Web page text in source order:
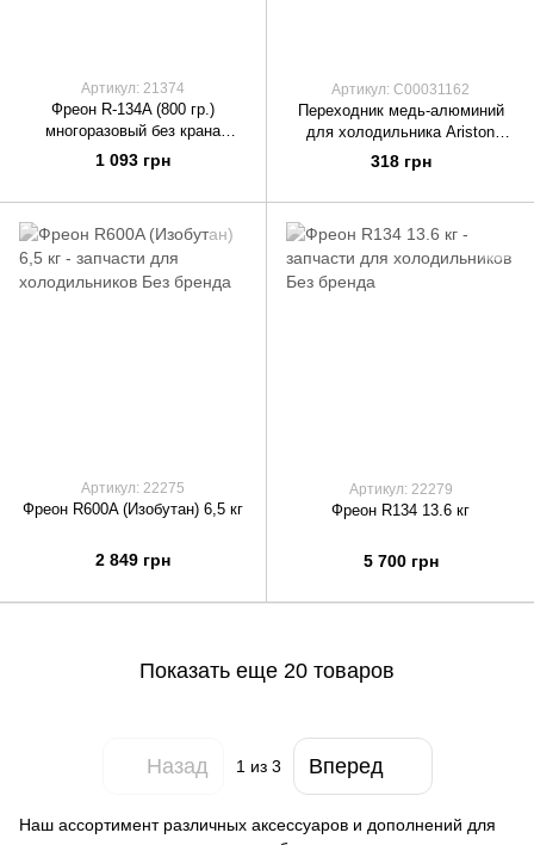
Артикул: 21374
Фреон R-134A (800 гр.)
многоразовый без крана
Bestcool FR134800B
1 093 грн
Артикул: C00031162
Переходник медь-алюминий
для холодильника Ariston
C00031162
318 грн
Артикул: 22275
Фреон R600A (Изобутан) 6,5 кг
2 849 грн
Артикул: 22279
Фреон R134 13.6 кг
5 700 грн
Показать еще 20 товаров
Назад 1из 3 Вперед
Наш ассортимент различных аксессуаров и дополнений для